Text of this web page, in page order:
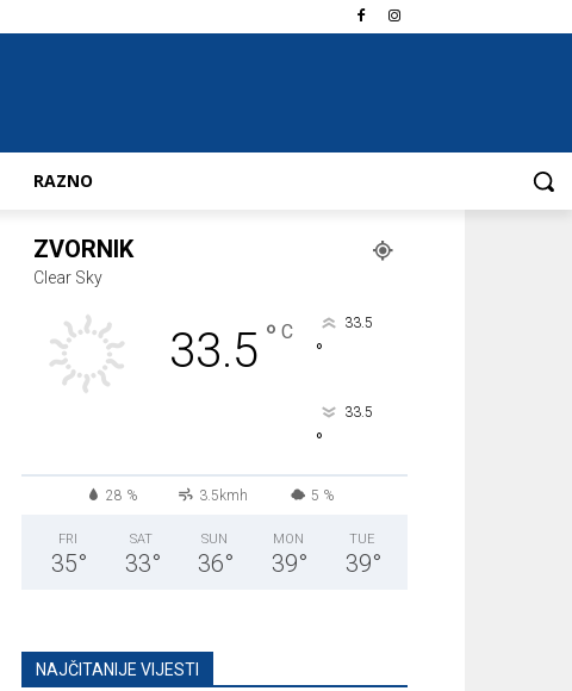
RAZNO
ZVORNIK
Clear Sky
33.5 ° C 33.5
°
33.5
°
28 % 3.5kmh 5 %
FRI
35°
SAT
33°
SUN
36°
MON
39°
TUE
39°
NAJČITANIJE VIJESTI